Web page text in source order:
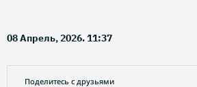
08 Апрель, 2026. 11:37
Поделитесь с друзьями